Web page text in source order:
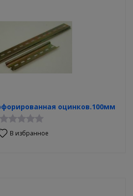
оцинков.100мм
В избранное